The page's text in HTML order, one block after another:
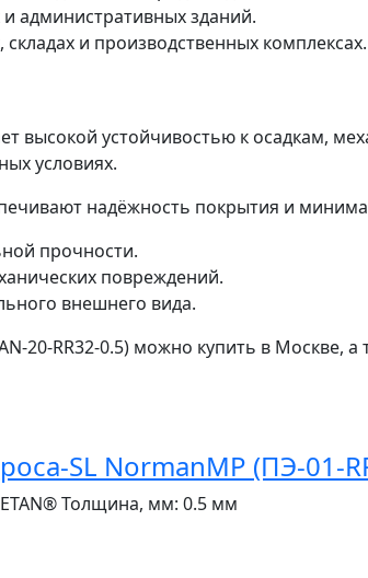
административных зданий.
и производственных комплексах.
высокой устойчивостью к осадкам,
условиях.
надёжность покрытия и
прочности.
повреждений.
внешнего вида.
20-RR32-0.5) можно купить в Москве,
SL NormanMP (ПЭ-01-
Толщина, мм: 0.5 мм